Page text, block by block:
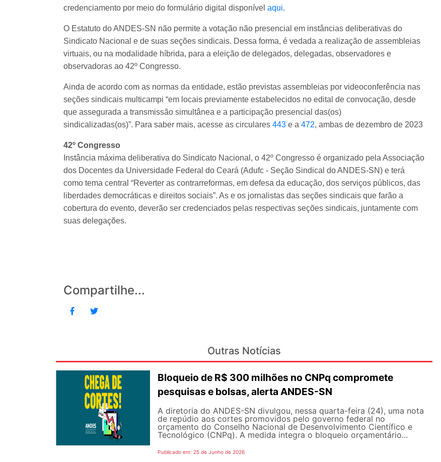
credenciamento por meio do formulário digital disponível aqui.
O Estatuto do ANDES-SN não permite a votação não presencial em instâncias deliberativas do
Sindicato Nacional e de suas seções sindicais. Dessa forma, é vedada a realização de assembleias
virtuais, ou na modalidade híbrida, para a eleição de delegados, delegadas, observadores e
observadoras ao 42º Congresso.
Ainda de acordo com as normas da entidade, estão previstas assembleias por videoconferência nas
seções sindicais multicampi “em locais previamente estabelecidos no edital de convocação, desde
que assegurada a transmissão simultânea e a participação presencial das(os)
sindicalizadas(os)”. Para saber mais, acesse as circulares 443 e a 472, ambas de dezembro de 2023
42º Congresso
Instância máxima deliberativa do Sindicato Nacional, o 42º Congresso é organizado pela Associação
dos Docentes da Universidade Federal do Ceará (Adufc - Seção Sindical do ANDES-SN) e terá
como tema central “Reverter as contrarreformas, em defesa da educação, dos serviços públicos, das
liberdades democráticas e direitos sociais”. As e os jornalistas das seções sindicais que farão a
cobertura do evento, deverão ser credenciados pelas respectivas seções sindicais, juntamente com
suas delegações.
Compartilhe...
Outras Notícias
Bloqueio de R$ 300 milhões no CNPq compromete
pesquisas e bolsas, alerta ANDES-SN
A diretoria do ANDES-SN divulgou, nessa quarta-feira (24), uma nota
de repúdio aos cortes promovidos pelo governo federal no
orçamento do Conselho Nacional de Desenvolvimento Científico e
Tecnológico (CNPq). A medida integra o bloqueio orçamentário...
Publicado em: 25 de Junho de 2026